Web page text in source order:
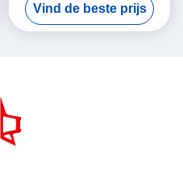
assemblagelijn voor snelle
Gabion Basket Productie
Vind de beste prijs